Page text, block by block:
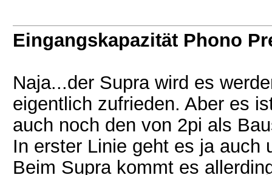
Eingangskapazität Phono
Naja...der Supra wird es
eigentlich zufrieden. Aber es
auch noch den von 2pi als
In erster Linie geht es ja auch
Beim Supra kommt es